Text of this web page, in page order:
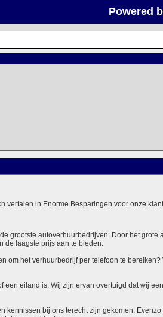
Powered
vertalen in Enorme Besparingen voor onze
grootste autoverhuurbedrijven. Door het grote
de laagste prijs aan te bieden.
om het verhuurbedrijf per telefoon te bereiken?
een eiland is. Wij zijn ervan overtuigd dat wij
kennissen bij ons terecht zijn gekomen.